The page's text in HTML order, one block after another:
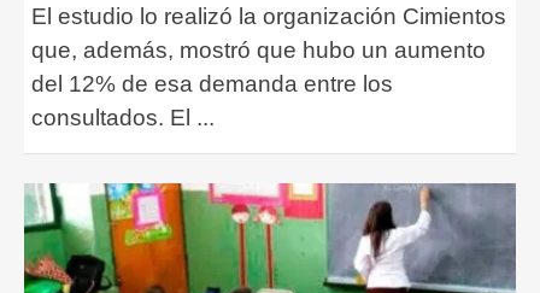
El estudio lo realizó la organización Cimientos
que, además, mostró que hubo un aumento
del 12% de esa demanda entre los
consultados. El ...